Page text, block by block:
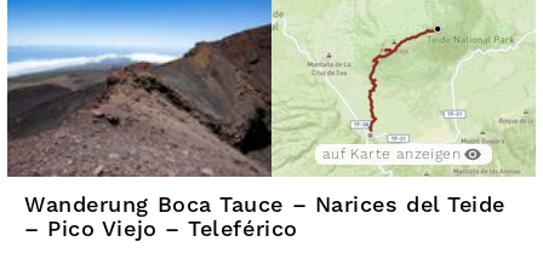
auf Karte anzeigen
Wanderung Boca Tauce – Narices del Teide
– Pico Viejo – Teleférico